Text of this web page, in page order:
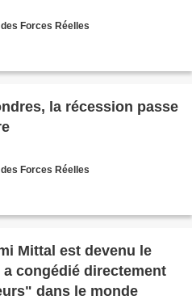
Forces Réelles
la récession passe
Forces Réelles
Mittal est devenu le
congédié directement
dans le monde